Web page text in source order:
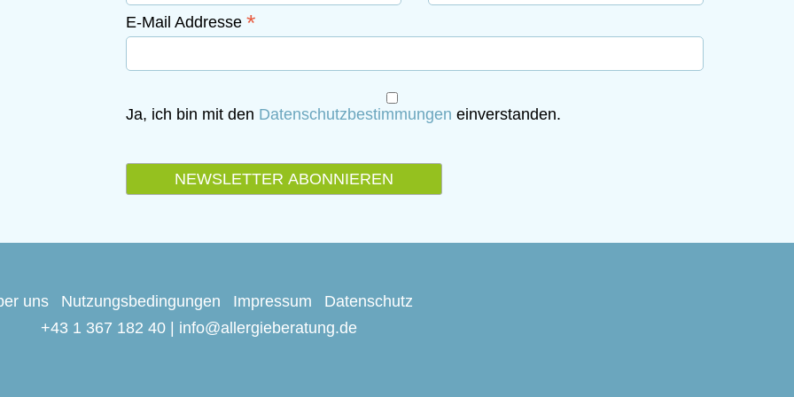
E-Mail Addresse *
Ja, ich bin mit den Datenschutzbestimmungen einverstanden.
uns Nutzungsbedingungen Impressum Datenschutz
+43 1 367 182 40| info@allergieberatung.de